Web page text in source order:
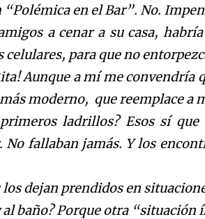
“Polémica en el Bar”. No.
a cenar a su casa,
celulares, para que no
Aunque a mí me convendría
moderno, que reemplace a
ladrillos? Esos sí
fallaban jamás. Y los
los dejan prendidos en
al baño? Porque otra